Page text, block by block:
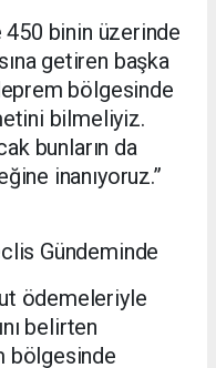
450 binin üzerinde
getiren başka
bölgesinde
bilmeliyiz.
bunların da
inanıyoruz.”
Gündeminde
ödemeleriyle
belirten
bölgesinde